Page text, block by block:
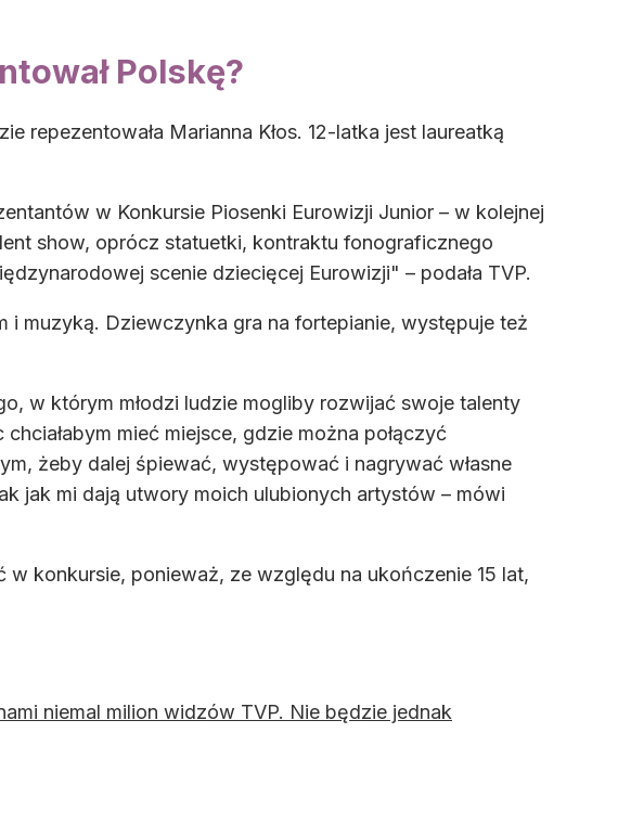
Polskę?
repezentowała Marianna Kłos. 12-latka jest laureatką
w Konkursie Piosenki Eurowizji Junior – w kolejnej
show, oprócz statuetki, kontraktu fonograficznego
scenie dziecięcej Eurowizji" – podała TVP.
i muzyką. Dziewczynka gra na fortepianie, występuje też
w którym młodzi ludzie mogliby rozwijać swoje talenty
mieć miejsce, gdzie można połączyć
żeby dalej śpiewać, występować i nagrywać własne
jak mi dają utwory moich ulubionych artystów – mówi
konkursie, ponieważ, ze względu na ukończenie 15 lat,
niemal milion widzów TVP. Nie będzie jednak